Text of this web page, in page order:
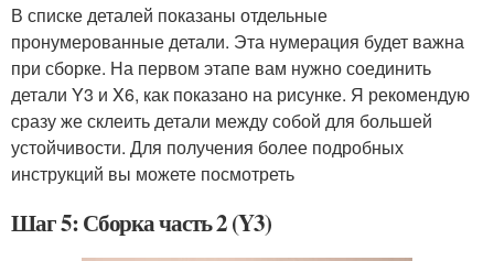
В списке деталей показаны отдельные
пронумерованные детали. Эта нумерация будет важна
при сборке. На первом этапе вам нужно соединить
детали Y3 и X6, как показано на рисунке. Я рекомендую
сразу же склеить детали между собой для большей
устойчивости. Для получения более подробных
инструкций вы можете посмотреть
Шаг 5: Сборка часть 2 (Y3)